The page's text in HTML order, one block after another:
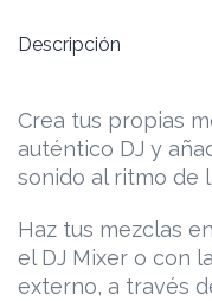
Descripción
Crea tus propias
auténtico DJ y
sonido al ritmo de
Haz tus mezclas
el DJ Mixer o con
externo, a través